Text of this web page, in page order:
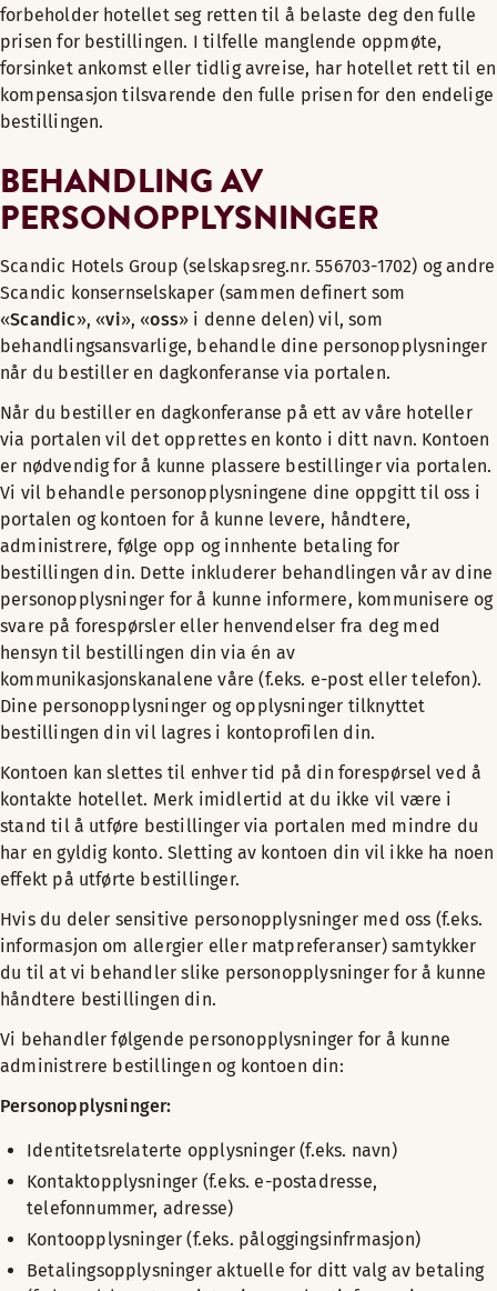
forbeholder hotellet seg retten til å belaste deg den fulle
prisen for bestillingen. I tilfelle manglende oppmøte,
forsinket ankomst eller tidlig avreise, har hotellet rett til en
kompensasjon tilsvarende den fulle prisen for den endelige
bestillingen.
BEHANDLING AV
PERSONOPPLYSNINGER
Scandic Hotels Group (selskapsreg.nr. 556703-1702) og andre
Scandic konsernselskaper (sammen definert som
«Scandic», «vi», «oss» i denne delen) vil, som
behandlingsansvarlige, behandle dine personopplysninger
når du bestiller en dagkonferanse via portalen.
Når du bestiller en dagkonferanse på ett av våre hoteller
via portalen vil det opprettes en konto i ditt navn. Kontoen
er nødvendig for å kunne plassere bestillinger via portalen.
Vi vil behandle personopplysningene dine oppgitt til oss i
portalen og kontoen for å kunne levere, håndtere,
administrere, følge opp og innhente betaling for
bestillingen din. Dette inkluderer behandlingen vår av dine
personopplysninger for å kunne informere, kommunisere og
svare på forespørsler eller henvendelser fra deg med
hensyn til bestillingen din via én av
kommunikasjonskanalene våre (f.eks. e-post eller telefon).
Dine personopplysninger og opplysninger tilknyttet
bestillingen din vil lagres i kontoprofilen din.
Kontoen kan slettes til enhver tid på din forespørsel ved å
kontakte hotellet. Merk imidlertid at du ikke vil være i
stand til å utføre bestillinger via portalen med mindre du
har en gyldig konto. Sletting av kontoen din vil ikke ha noen
effekt på utførte bestillinger.
Hvis du deler sensitive personopplysninger med oss (f.eks.
informasjon om allergier eller matpreferanser) samtykker
du til at vi behandler slike personopplysninger for å kunne
håndtere bestillingen din.
Vi behandler følgende personopplysninger for å kunne
administrere bestillingen og kontoen din:
Personopplysninger:
Identitetsrelaterte opplysninger (f.eks. navn)
Kontaktopplysninger (f.eks. e-postadresse,
telefonnummer, adresse)
Kontoopplysninger (f.eks. påloggingsinfrmasjon)
Betalingsopplysninger aktuelle for ditt valg av betaling